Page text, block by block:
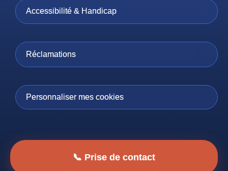
Accessibilité & Handicap
Réclamations
Personnaliser mes cookies
📞 Prise de contact